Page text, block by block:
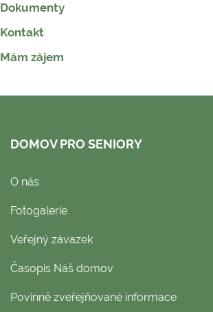
Dokumenty
Kontakt
Mám zájem
DOMOV PRO SENIORY
O nás
Fotogalerie
Veřejný závazek
Časopis Náš domov
Povinně zveřejňované informace